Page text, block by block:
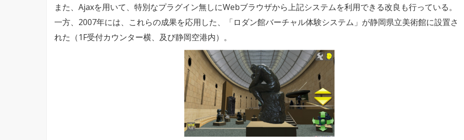
また、Ajaxを用いて、特別なプラグイン無しにWebブラウザから上記システムを利用できる改良も行っている。
一方、2007年には、これらの成果を応用した、「ロダン館バーチャル体験システム」が静岡県立美術館に設置さ
れた（1F受付カウンター横、及び静岡空港内）。